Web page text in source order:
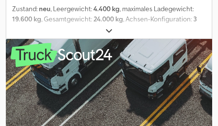
Zustand: neu, Leergewicht:4.400 kg, maximales Ladegewicht:
19.600 kg, Gesamtgewicht:24.000 kg, Achsen-Konfiguration: 3
8.600 mm
235/75 R17,5, Radstand:8.795 mm, Ausstattung:ABS, | Krone AD
Jumbo Plateau Anhänger 3-Achsen Neu | Multilock-
Außenrahmen über die gesamte Länge | Luftfederung vorne und
hinten (Heben/Senken) | Drehgestell mit Kugellenkkranz,
wartungsarmer Drehkranz | 40 mm Zugöse | BPW-Achsen mit
Trommelbremse | Reserveradhalter | Abmessungen (L x B x H):
8.60 x 2.48 x 93 m | Stahlstirnwand 1.60m | Radstand: 8.795 mm |
Reifen 12-fach VA/HA: 235/75 R 17,5 | Irrtum, Eingabe und
Vorverkauf vorbehalten. Chsdpfxey H Ilze Aptja